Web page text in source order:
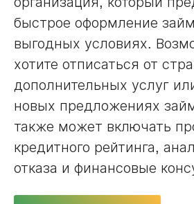
быстрое оформление
выгодных условиях.
хотите отписаться от
дополнительных услуг
новых предложениях
также может включать
кредитного рейтинга,
отказа и финансовые